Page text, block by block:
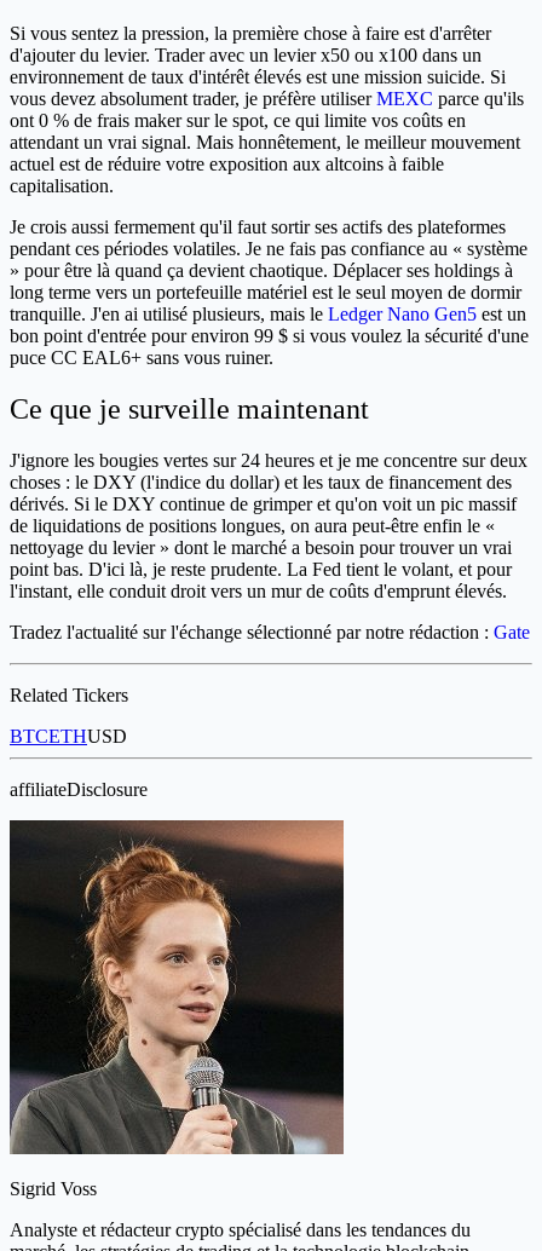
Si vous sentez la pression, la première chose à faire est d'arrêter
d'ajouter du levier. Trader avec un levier x50 ou x100 dans un
environnement de taux d'intérêt élevés est une mission suicide. Si
vous devez absolument trader, je préfère utiliserMEXC parce qu'ils
ont 0 % de frais maker sur le spot, ce qui limite vos coûts en
attendant un vrai signal. Mais honnêtement, le meilleur mouvement
actuel est de réduire votre exposition aux altcoins à faible
capitalisation.
Je crois aussi fermement qu'il faut sortir ses actifs des plateformes
pendant ces périodes volatiles. Je ne fais pas confiance au « système
» pour être là quand ça devient chaotique. Déplacer ses holdings à
long terme vers un portefeuille matériel est le seul moyen de dormir
tranquille. J'en ai utilisé plusieurs, mais le Ledger Nano Gen5 est un
bon point d'entrée pour environ 99 $ si vous voulez la sécurité d'une
puce CC EAL6+ sans vous ruiner.
Ce que je surveille maintenant
J'ignore les bougies vertes sur 24 heures et je me concentre sur deux
choses : le DXY (l'indice du dollar) et les taux de financement des
dérivés. Si le DXY continue de grimper et qu'on voit un pic massif
de liquidations de positions longues, on aura peut-être enfin le «
nettoyage du levier » dont le marché a besoin pour trouver un vrai
point bas. D'ici là, je reste prudente. La Fed tient le volant, et pour
l'instant, elle conduit droit vers un mur de coûts d'emprunt élevés.
Tradez l'actualité sur l'échange sélectionné par notre rédaction : Gate
Related Tickers
BTCETHUSD
affiliateDisclosure
Sigrid Voss
Analyste et rédacteur crypto spécialisé dans les tendances du